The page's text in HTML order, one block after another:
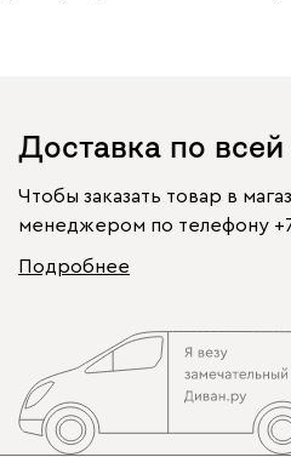
Доставка по
Чтобы заказать товар в
менеджером по телефону
Подробнее